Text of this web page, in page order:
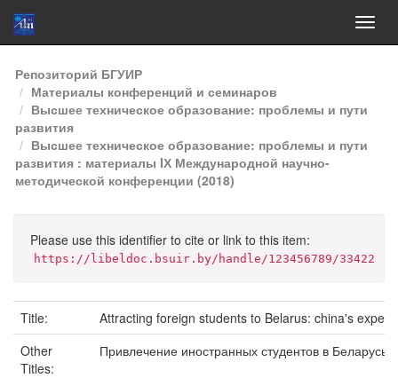
Skip
navigation
Репозиторий БГУИР
Материалы конференций и семинаров
Высшее техническое образование: проблемы и пути
развития
Высшее техническое образование: проблемы и пути
развития : материалы IХ Международной научно-
методической конференции (2018)
Please use this identifier to cite or link to this item:
https://libeldoc.bsuir.by/handle/123456789/33422
Title:
Attracting foreign students to Belarus: china's
Other
Titles:
Привлечение иностранных студентов в Беларусь: